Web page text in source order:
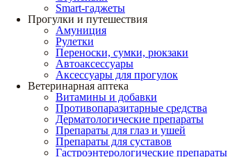
Smart-гаджеты
Прогулки и путешествия
Амуниция
Рулетки
Переноски, сумки, рюкзаки
Автоаксессуары
Аксессуары для прогулок
Ветеринарная аптека
Витамины и добавки
Противопаразитарные средства
Дерматологические препараты
Препараты для глаз и ушей
Препараты для суставов
Гастроэнтерологические препараты